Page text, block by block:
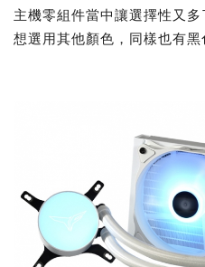
主機零組件當中讓選擇性又
想選用其他顏色，同樣也有黑